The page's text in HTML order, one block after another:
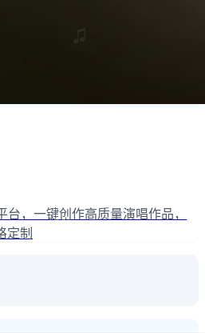
，一键创作高质量演唱作品，
定制